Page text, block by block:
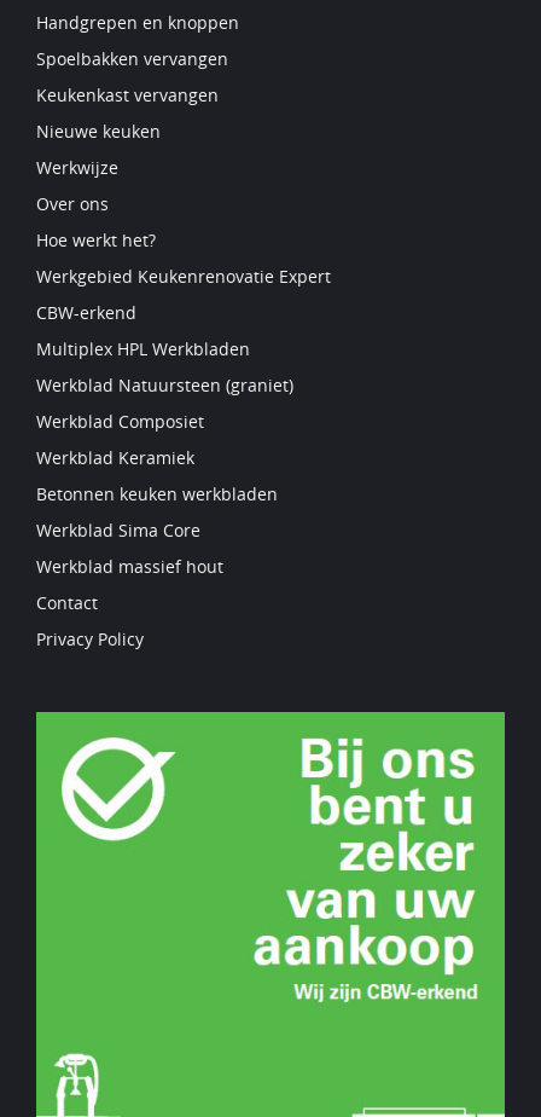
Handgrepen en knoppen
Spoelbakken vervangen
Keukenkast vervangen
Nieuwe keuken
Werkwijze
Over ons
Hoe werkt het?
Werkgebied Keukenrenovatie Expert
CBW-erkend
Multiplex HPL Werkbladen
Werkblad Natuursteen (graniet)
Werkblad Composiet
Werkblad Keramiek
Betonnen keuken werkbladen
Werkblad Sima Core
Werkblad massief hout
Contact
Privacy Policy